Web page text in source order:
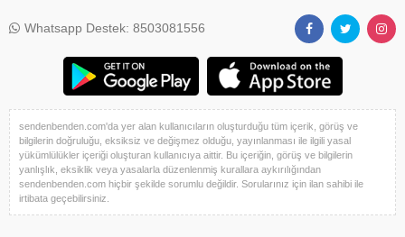
Whatsapp Destek: 8503081556
sendenbenden.com'da yer alan kullanıcıların oluşturduğu tüm içerik, görüş ve
bilgilerin doğruluğu, eksiksiz ve değişmez olduğu, yayınlanması ile ilgili yasal
yükümlülükler içeriği oluşturan kullanıcıya aittir. Bu içeriğin, görüş ve bilgilerin
yanlışlık, eksiklik veya yasalarla düzenlenmiş kurallara aykırılığından
sendenbenden.com hiçbir şekilde sorumlu değildir. Sorularınız için ilan sahibi ile
irtibata geçebilirsiniz.